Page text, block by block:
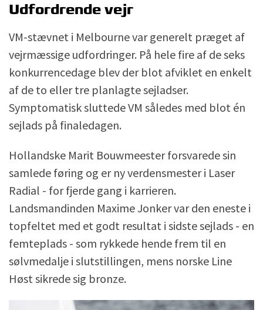
Udfordrende vejr
VM-stævnet i Melbourne var generelt præget af
vejrmæssige udfordringer. På hele fire af de seks
konkurrencedage blev der blot afviklet en enkelt
af de to eller tre planlagte sejladser.
Symptomatisk sluttede VM således med blot én
sejlads på finaledagen.
Hollandske Marit Bouwmeester forsvarede sin
samlede føring og er ny verdensmester i Laser
Radial - for fjerde gang i karrieren.
Landsmandinden Maxime Jonker var den eneste i
topfeltet med et godt resultat i sidste sejlads - en
femteplads - som rykkede hende frem til en
sølvmedalje i slutstillingen, mens norske Line
Høst sikrede sig bronze.